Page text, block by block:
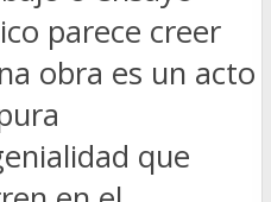
parece creer
obra es un acto
que